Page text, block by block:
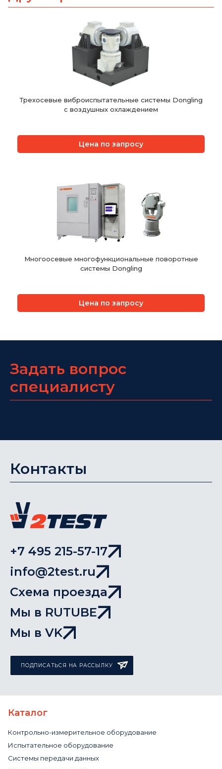
Трехосевые виброиспытательные системы Dongling
с воздушных охлаждением
Цена по запросу
Многоосевые многофункциональные поворотные
системы Dongling
Цена по запросу
Задать вопрос
специалисту
Контакты
+7 495 215-57-17
info@2test.ru
Схема проезда
Мы в RUTUBE
Мы в VK
ПОДПИСАТЬСЯ НА РАССЫЛКУ
Каталог
Контрольно-измерительное оборудование
Испытательное оборудование
Системы передачи данных